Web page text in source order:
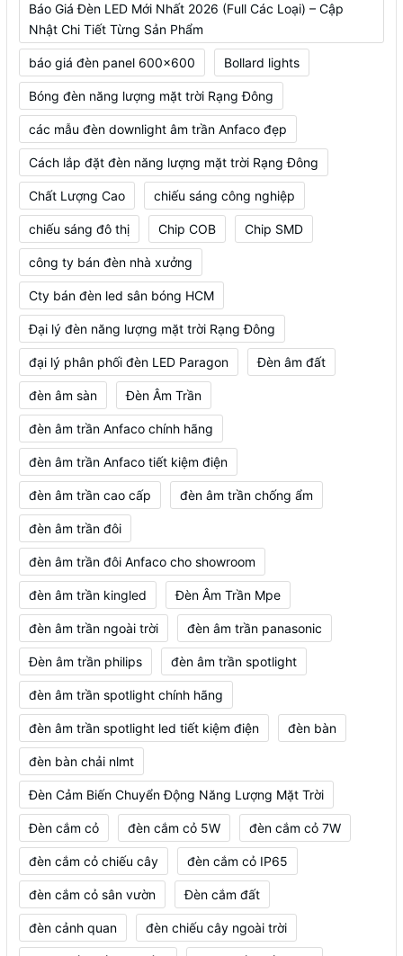
Báo Giá Đèn LED Mới Nhất 2026 (Full Các Loại) – Cập
Nhật Chi Tiết Từng Sản Phẩm
báo giá đèn panel 600x600 Bollard lights
Bóng đèn năng lượng mặt trời Rạng Đông
các mẫu đèn downlight âm trần Anfaco đẹp
Cách lắp đặt đèn năng lượng mặt trời Rạng Đông
Chất Lượng Cao chiếu sáng công nghiệp
chiếu sáng đô thị Chip COB Chip SMD
công ty bán đèn nhà xưởng
Cty bán đèn led sân bóng HCM
Đại lý đèn năng lượng mặt trời Rạng Đông
đại lý phân phối đèn LED Paragon Đèn âm đất
đèn âm sàn Đèn Âm Trần
đèn âm trần Anfaco chính hãng
đèn âm trần Anfaco tiết kiệm điện
đèn âm trần cao cấp đèn âm trần chống ẩm
đèn âm trần đôi
đèn âm trần đôi Anfaco cho showroom
đèn âm trần kingled Đèn Âm Trần Mpe
đèn âm trần ngoài trời đèn âm trần panasonic
Đèn âm trần philips đèn âm trần spotlight
đèn âm trần spotlight chính hãng
đèn âm trần spotlight led tiết kiệm điện đèn bàn
đèn bàn chải nlmt
Đèn Cảm Biến Chuyển Động Năng Lượng Mặt Trời
Đèn cắm cỏ đèn cắm cỏ 5W đèn cắm cỏ 7W
đèn cắm cỏ chiếu cây đèn cắm cỏ IP65
đèn cắm cỏ sân vườn Đèn cắm đất
đèn cảnh quan đèn chiếu cây ngoài trời